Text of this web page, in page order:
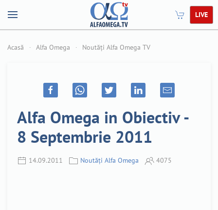
LIVE
Acasă Alfa Omega Noutăți Alfa Omega TV
Alfa Omega in Obiectiv -
8 Septembrie 2011
14.09.2011 Noutăți Alfa Omega 4075